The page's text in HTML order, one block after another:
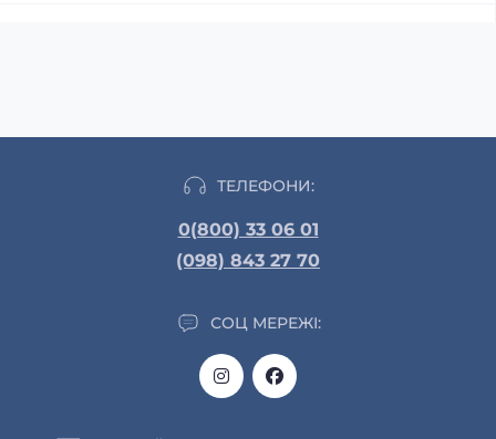
ТЕЛЕФОНИ:
0(800) 33 06 01
(098) 843 27 70
СОЦ МЕРЕЖІ: